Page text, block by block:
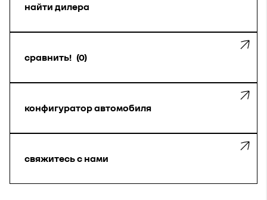
найти дилера
сравнить! 0
конфигуратор автомобиля
свяжитесь с нами